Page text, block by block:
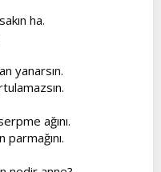
ha.
yanarsın.
ağını.